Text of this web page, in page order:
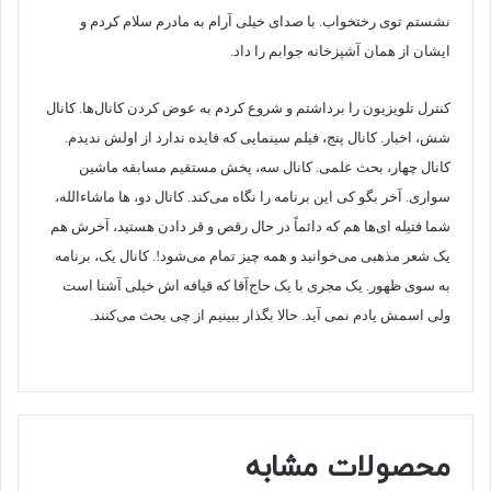
نشستم توی رختخواب. با صدای خیلی آرام به مادرم سلام کردم و
ایشان از همان آشپزخانه جوابم را داد.
کنترل تلویزیون را برداشتم و شروع کردم به عوض کردن کانال‌ها. کانال
شش، اخبار. کانال پنج، فیلم سینمایی که فایده ندارد از اولش ندیدم.
کانال چهار، بحث علمی. کانال سه، پخش مستقیم مسابقه ماشین
سواری. آخر بگو کی این برنامه را نگاه می‌کند. کانال دو، ‌ها ماشاء‌الله،
شما فتیله‌ ای‌ها هم که دائماً در حال رقص و قر دادن هستید، آخرش هم
یک شعر مذهبی می‌خوانید و همه چیز تمام می‌شود!. کانال یک، برنامه
به سوی ظهور. یک مجری با یک حاج‌آقا که قیافه اش خیلی آشنا است
ولی اسمش یادم نمی‌ آید. حالا بگذار ببینیم از چی بحث می‌کنند.
محصولات مشابه